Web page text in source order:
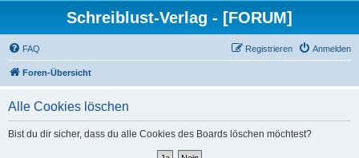
Schreiblust-Verlag - [FORUM]
FAQ Anmelden
Registrieren
Foren-Übersicht
Alle Cookies löschen
Bist du dir sicher, dass du alle Cookies des Boards löschen möchtest?